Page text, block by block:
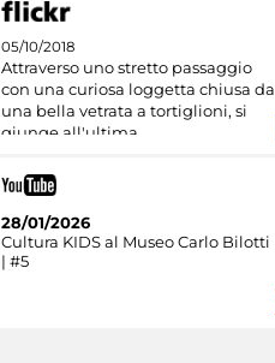
05/10/2018
Attraverso uno stretto passaggio
con una curiosa loggetta chiusa da
una bella vetrata a tortiglioni, si
giunge all'ultima
28/01/2026
Cultura KIDS al Museo Carlo Bilotti
| #5